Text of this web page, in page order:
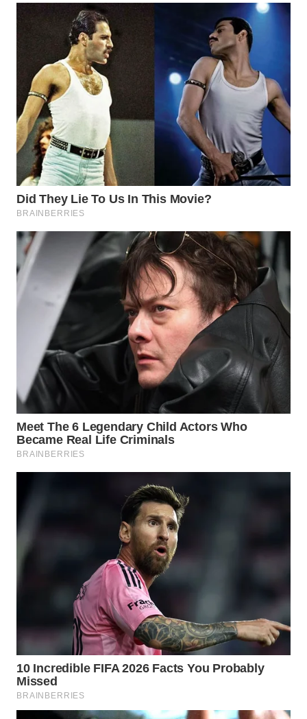
PURWAKARTA
WN
PRIANGAN
TIMUR
WN
SEMARANG
WN
SOLO
BOROBUDUR
MADURA
WN
SURABAYA
NATUNA
WN
LABUANBAJO
WN
BORNEO